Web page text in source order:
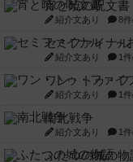
宵と暁の呪文書
紹介文あり 8
セミファイナ
紹介文あり 1
ワン・トゥ・フ
紹介文あり 1
南北戦争
紹介文あり 1
ふたつの城の物